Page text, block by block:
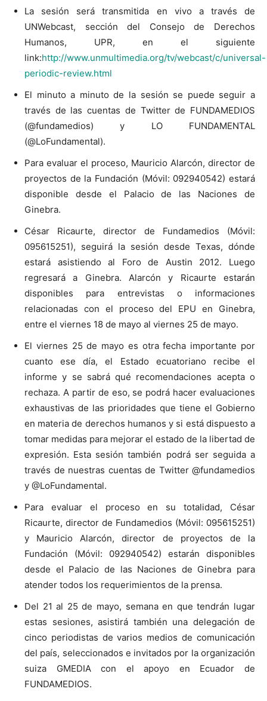
La sesión será transmitida en vivo a través de
UNWebcast, sección del Consejo de Derechos
Humanos, UPR, en el siguiente
link:http://www.unmultimedia.org/tv/webcast/c/universal-
periodic-review.html
El minuto a minuto de la sesión se puede seguir a
través de las cuentas de Twitter de FUNDAMEDIOS
(@fundamedios) y LO FUNDAMENTAL
(@LoFundamental).
Para evaluar el proceso, Mauricio Alarcón, director de
proyectos de la Fundación (Móvil: 092940542) estará
disponible desde el Palacio de las Naciones de
Ginebra.
César Ricaurte, director de Fundamedios (Móvil:
095615251), seguirá la sesión desde Texas, dónde
estará asistiendo al Foro de Austin 2012. Luego
regresará a Ginebra. Alarcón y Ricaurte estarán
disponibles para entrevistas o informaciones
relacionadas con el proceso del EPU en Ginebra,
entre el viernes 18 de mayo al viernes 25 de mayo.
El viernes 25 de mayo es otra fecha importante por
cuanto ese día, el Estado ecuatoriano recibe el
informe y se sabrá qué recomendaciones acepta o
rechaza. A partir de eso, se podrá hacer evaluaciones
exhaustivas de las prioridades que tiene el Gobierno
en materia de derechos humanos y si está dispuesto a
tomar medidas para mejorar el estado de la libertad de
expresión. Esta sesión también podrá ser seguida a
través de nuestras cuentas de Twitter @fundamedios
y @LoFundamental.
Para evaluar el proceso en su totalidad, César
Ricaurte, director de Fundamedios (Móvil: 095615251)
y Mauricio Alarcón, director de proyectos de la
Fundación (Móvil: 092940542) estarán disponibles
desde el Palacio de las Naciones de Ginebra para
atender todos los requerimientos de la prensa.
Del 21 al 25 de mayo, semana en que tendrán lugar
estas sesiones, asistirá también una delegación de
cinco periodistas de varios medios de comunicación
del país, seleccionados e invitados por la organización
suiza GMEDIA con el apoyo en Ecuador de
FUNDAMEDIOS.